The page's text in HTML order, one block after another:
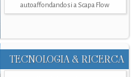
autoaffondandosi a Scapa Flow
TECNOLOGIA & RICERCA